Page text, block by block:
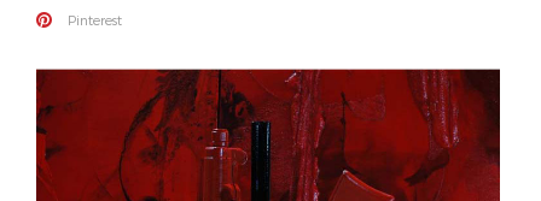
Pinterest